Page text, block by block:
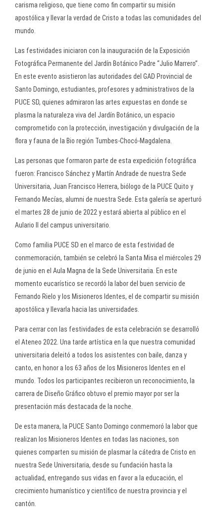
carisma religioso, que tiene como fin compartir su misión
apostólica y llevar la verdad de Cristo a todas las comunidades del
mundo.
Las festividades iniciaron con la inauguración de la Exposición
Fotográfica Permanente del Jardín Botánico Padre “Julio Marrero”.
En este evento asistieron las autoridades del GAD Provincial de
Santo Domingo, estudiantes, profesores y administrativos de la
PUCE SD, quienes admiraron las artes expuestas en donde se
plasma la naturaleza viva del Jardín Botánico, un espacio
comprometido con la protección, investigación y divulgación de la
flora y fauna de la Bio región Tumbes-Chocó-Magdalena.
Las personas que formaron parte de esta expedición fotográfica
fueron: Francisco Sánchez y Martín Andrade de nuestra Sede
Universitaria, Juan Francisco Herrera, biólogo de la PUCE Quito y
Fernando Mecías, alumni de nuestra Sede. Esta galería se aperturó
el martes 28 de junio de 2022 y estará abierta al público en el
Aulario II del campus universitario.
Como familia PUCE SD en el marco de esta festividad de
conmemoración, también se celebró la Santa Misa el miércoles 29
de junio en el Aula Magna de la Sede Universitaria. En este
momento eucarístico se recordó la labor del buen servicio de
Fernando Rielo y los Misioneros Identes, el de compartir su misión
apostólica y llevarla hacia las universidades.
Para cerrar con las festividades de esta celebración se desarrolló
el Ateneo 2022. Una tarde artística en la que nuestra comunidad
universitaria deleitó a todos los asistentes con baile, danza y
canto, en honor a los 63 años de los Misioneros Identes en el
mundo. Todos los participantes recibieron un reconocimiento, la
carrera de Diseño Gráfico obtuvo el premio mayor por ser la
presentación más destacada de la noche.
De esta manera, la PUCE Santo Domingo conmemoró la labor que
realizan los Misioneros Identes en todas las naciones, son
quienes comparten su misión de plasmar la cátedra de Cristo en
nuestra Sede Universitaria, desde su fundación hasta la
actualidad, entregando sus vidas en favor a la educación, el
crecimiento humanístico y científico de nuestra provincia y el
cantón.